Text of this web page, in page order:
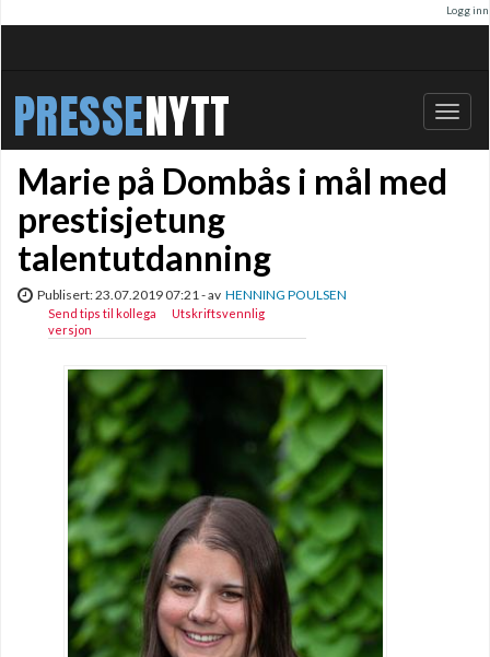
Logg inn
PRESSENYTT
Bytt
Marie på Dombås i mål med
prestisjetung
talentutdanning
Publisert: 23.07.2019 07:21 - av HENNING POULSEN
Send tips til kollega
Utskriftsvennlig
versjon